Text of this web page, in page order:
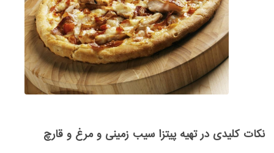
نکات کلیدی در تهیه پیتزا سیب زمینی و مرغ و قارچ